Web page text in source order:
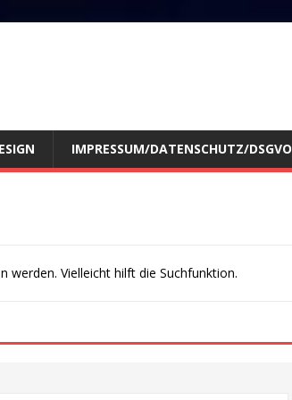
IMPRESSUM/DATENSCHUTZ/DSGVO
werden. Vielleicht hilft die Suchfunktion.